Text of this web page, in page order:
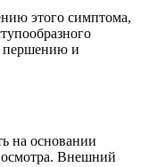
этого симптома,
першению и
на основании
осмотра. Внешний